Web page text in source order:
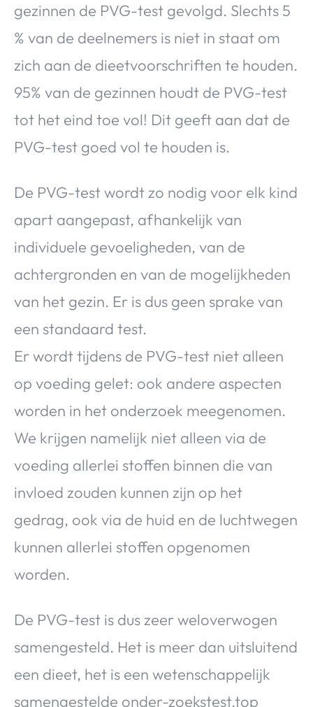
gezinnen de PVG-test gevolgd. Slechts 5
% van de deelnemers is niet in staat om
zich aan de dieetvoorschriften te houden.
95% van de gezinnen houdt de PVG-test
tot het eind toe vol! Dit geeft aan dat de
PVG-test goed vol te houden is.
De PVG-test wordt zo nodig voor elk kind
apart aangepast, afhankelijk van
individuele gevoeligheden, van de
achtergronden en van de mogelijkheden
van het gezin. Er is dus geen sprake van
een standaard test.
Er wordt tijdens de PVG-test niet alleen
op voeding gelet: ook andere aspecten
worden in het onderzoek meegenomen.
We krijgen namelijk niet alleen via de
voeding allerlei stoffen binnen die van
invloed zouden kunnen zijn op het
gedrag, ook via de huid en de luchtwegen
kunnen allerlei stoffen opgenomen
worden.
De PVG-test is dus zeer weloverwogen
samengesteld. Het is meer dan uitsluitend
een dieet, het is een wetenschappelijk
samengestelde onder-zoekstest.top